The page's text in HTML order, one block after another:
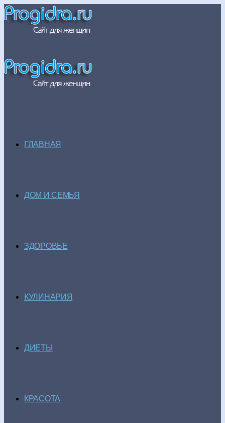
ГЛАВНАЯ
ДОМ И СЕМЬЯ
ЗДОРОВЬЕ
КУЛИНАРИЯ
ДИЕТЫ
КРАСОТА